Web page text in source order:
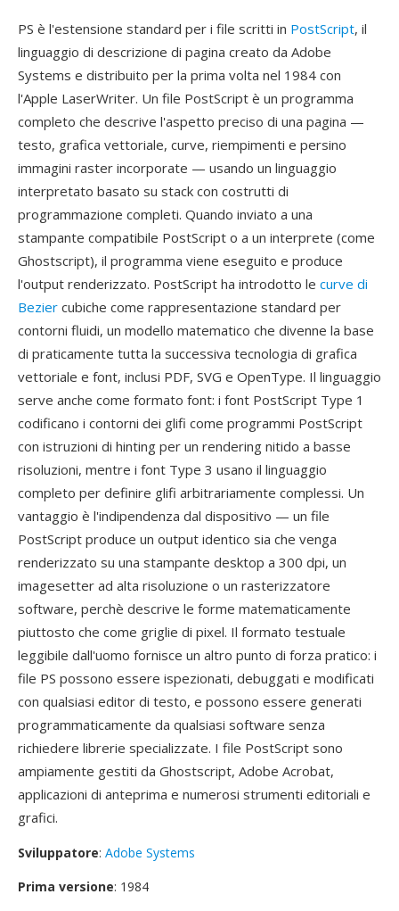
PS è l'estensione standard per i file scritti in PostScript, il
linguaggio di descrizione di pagina creato da Adobe
Systems e distribuito per la prima volta nel 1984 con
l'Apple LaserWriter. Un file PostScript è un programma
completo che descrive l'aspetto preciso di una pagina —
testo, grafica vettoriale, curve, riempimenti e persino
immagini raster incorporate — usando un linguaggio
interpretato basato su stack con costrutti di
programmazione completi. Quando inviato a una
stampante compatibile PostScript o a un interprete (come
Ghostscript), il programma viene eseguito e produce
l'output renderizzato. PostScript ha introdotto le curve di
Bezier cubiche come rappresentazione standard per
contorni fluidi, un modello matematico che divenne la base
di praticamente tutta la successiva tecnologia di grafica
vettoriale e font, inclusi PDF, SVG e OpenType. Il linguaggio
serve anche come formato font: i font PostScript Type 1
codificano i contorni dei glifi come programmi PostScript
con istruzioni di hinting per un rendering nitido a basse
risoluzioni, mentre i font Type 3 usano il linguaggio
completo per definire glifi arbitrariamente complessi. Un
vantaggio è l'indipendenza dal dispositivo — un file
PostScript produce un output identico sia che venga
renderizzato su una stampante desktop a 300 dpi, un
imagesetter ad alta risoluzione o un rasterizzatore
software, perchè descrive le forme matematicamente
piuttosto che come griglie di pixel. Il formato testuale
leggibile dall'uomo fornisce un altro punto di forza pratico: i
file PS possono essere ispezionati, debuggati e modificati
con qualsiasi editor di testo, e possono essere generati
programmaticamente da qualsiasi software senza
richiedere librerie specializzate. I file PostScript sono
ampiamente gestiti da Ghostscript, Adobe Acrobat,
applicazioni di anteprima e numerosi strumenti editoriali e
grafici.
Sviluppatore: Adobe Systems
Prima versione: 1984